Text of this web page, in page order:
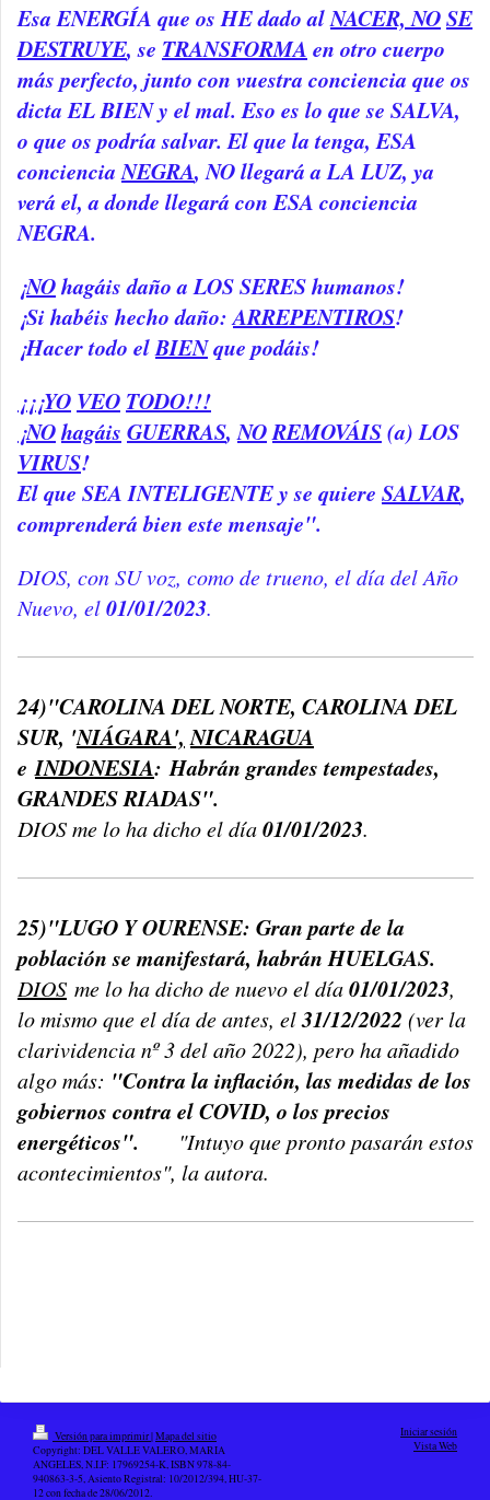
Esa ENERGÍA que os HE dado alNACER, NOSE
DESTRUYE, se TRANSFORMA en otro cuerpo
más perfecto, junto con vuestra conciencia que os
dicta EL BIEN y el mal. Eso es lo que se SALVA,
o que os podría salvar. El que la tenga, ESA
concienciaNEGRA, NO llegará a LA LUZ, ya
verá el, a donde llegará con ESA conciencia
NEGRA.
¡NOhagáis daño a LOS SERES humanos!
¡Si habéis hecho daño:ARREPENTIROS!
¡Hacer todo elBIENque podáis!
¡¡¡YO VEO TODO!!!
¡NOhagáis GUERRAS,NOREMOVÁIS(a) LOS
VIRUS!
El que SEA INTELIGENTE y se quiere SALVAR,
comprenderá bien este mensaje".
DIOS, con SU voz, como de trueno, el día del Año
Nuevo, el01/01/2023.
24)"CAROLINA DEL NORTE, CAROLINA DEL
SUR, 'NIÁGARA', NICARAGUA
eINDONESIA: Habrán grandes tempestades,
GRANDES RIADAS".
DIOS me lo ha dicho el día01/01/2023.
25)"LUGO Y OURENSE: Gran parte de la
población se manifestará, habrán HUELGAS.
DIOS me lo ha dicho de nuevo el día01/01/2023,
lo mismo que el día de antes, el31/12/2022 (ver la
clarividencia nº 3 del año 2022), pero ha añadido
algo más: "Contra la inflación, las medidas de los
gobiernos contra el COVID, o los precios
energéticos". "Intuyo que pronto pasarán estos
acontecimientos", la autora.
Versión para imprimir|Mapa del sitio
Copyright: DEL VALLE VALERO, MARIA
ANGELES, N.I.F: 17969254-K, ISBN 978-84-
940863-3-5, Asiento Registral: 10/2012/394, HU-37-
12 con fecha de 28/06/2012.
Iniciar sesión
Vista Web